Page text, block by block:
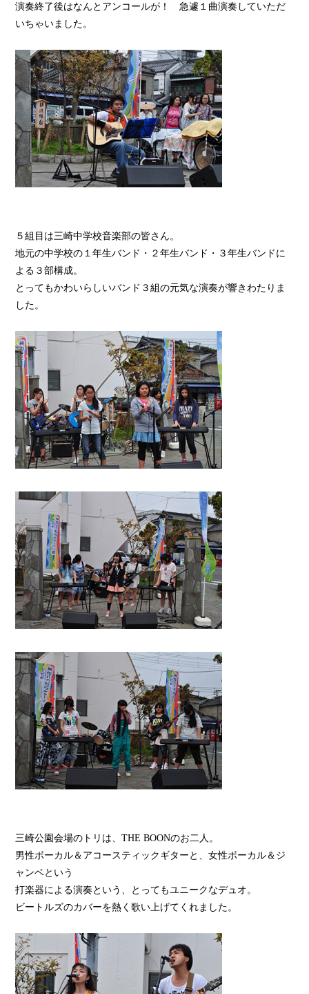
演奏終了後はなんとアンコールが！ 急遽１曲演奏していただ
いちゃいました。
５組目は三崎中学校音楽部の皆さん。
地元の中学校の１年生バンド・２年生バンド・３年生バンドに
よる３部構成。
とってもかわいらしいバンド３組の元気な演奏が響きわたりま
した。
三崎公園会場のトリは、THE BOONのお二人。
男性ボーカル＆アコースティックギターと、女性ボーカル＆ジ
ャンベという
打楽器による演奏という、とってもユニークなデュオ。
ビートルズのカバーを熱く歌い上げてくれました。